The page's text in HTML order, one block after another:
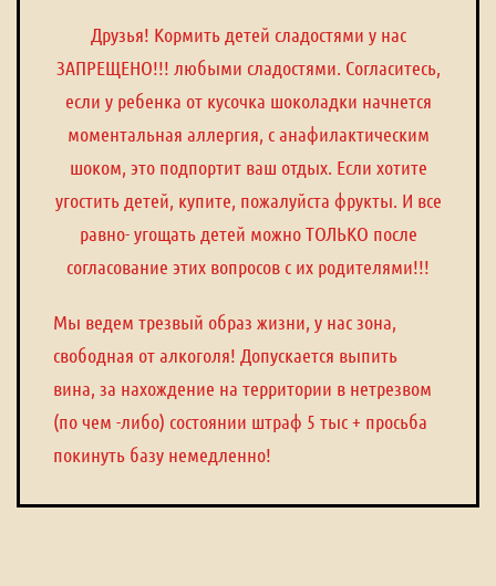
Друзья! Кормить детей сладостями у нас
ЗАПРЕЩЕНО!!! любыми сладостями. Согласитесь,
если у ребенка от кусочка шоколадки начнется
моментальная аллергия, с анафилактическим
шоком, это подпортит ваш отдых. Если хотите
угостить детей, купите, пожалуйста фрукты. И все
равно- угощать детей можно ТОЛЬКО после
согласование этих вопросов с их родителями!!!
Мы ведем трезвый образ жизни, у нас зона,
свободная от алкоголя! Допускается выпить
вина, за нахождение на территории в нетрезвом
(по чем -либо) состоянии штраф 5 тыс + просьба
покинуть базу немедленно!